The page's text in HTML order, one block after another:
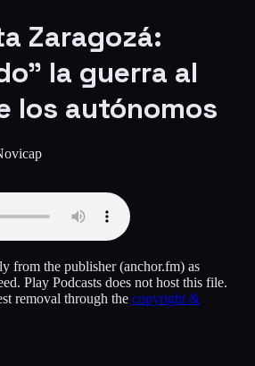
Zaragozá:
la guerra al
los autónomos
from the publisher(anchor.fm) as
Play Podcasts does not host this file.
removal through the copyright &